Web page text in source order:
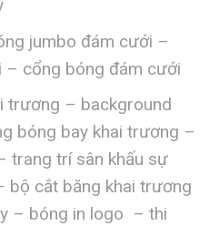
jumbo đám cưới –
– cổng bóng đám cưới
trương – background
bóng bay khai trương –
trang trí sân khấu sự
bộ cắt băng khai trương
– bóng in logo – thi